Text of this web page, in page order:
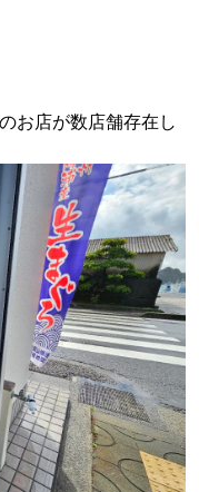
お店が数店舗存在し